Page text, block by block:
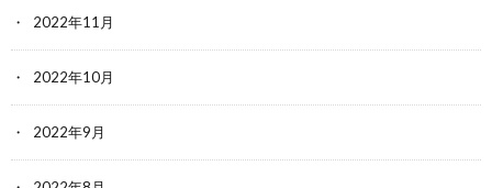
2022年11月
2022年10月
2022年9月